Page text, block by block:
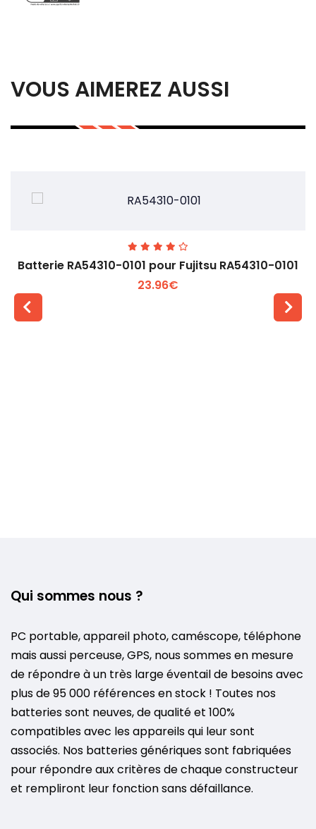
VOUS AIMEREZ AUSSI
Batterie RA54310-0101 pour Fujitsu RA54310-0101
23.96€
Qui sommes nous ?
PC portable, appareil photo, caméscope, téléphone
mais aussi perceuse, GPS, nous sommes en mesure
de répondre à un très large éventail de besoins avec
plus de 95 000 références en stock ! Toutes nos
batteries sont neuves, de qualité et 100%
compatibles avec les appareils qui leur sont
associés. Nos batteries génériques sont fabriquées
pour répondre aux critères de chaque constructeur
et rempliront leur fonction sans défaillance.